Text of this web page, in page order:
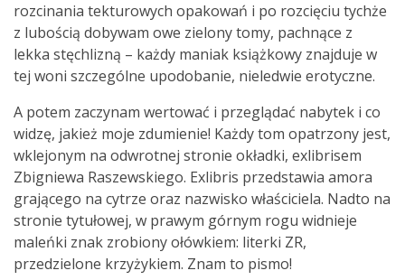
rozcinania tekturowych opakowań i po rozcięciu tychże
z lubością dobywam owe zielony tomy, pachnące z
lekka stęchlizną – każdy maniak książkowy znajduje w
tej woni szczególne upodobanie, nieledwie erotyczne.
A potem zaczynam wertować i przeglądać nabytek i co
widzę, jakież moje zdumienie! Każdy tom opatrzony jest,
wklejonym na odwrotnej stronie okładki, exlibrisem
Zbigniewa Raszewskiego. Exlibris przedstawia amora
grającego na cytrze oraz nazwisko właściciela. Nadto na
stronie tytułowej, w prawym górnym rogu widnieje
maleńki znak zrobiony ołówkiem: literki ZR,
przedzielone krzyżykiem. Znam to pismo!